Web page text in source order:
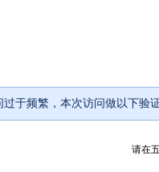
过于频繁，本次访问做以下验
请在